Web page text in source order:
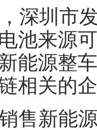
深圳市
池来源
能源整
相关的
售新能